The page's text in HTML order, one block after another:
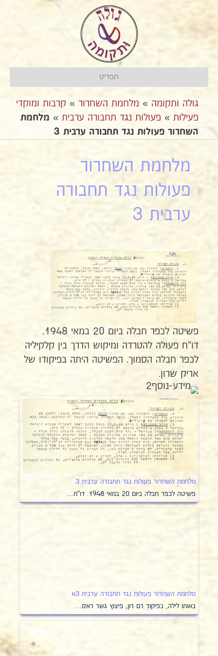
תפריט
גולה ותקומה » מלחמת השחרור » קרבות ומוקדי
פעילות » פעולות נגד תחבורה ערבית » מלחמת
השחרור פעולות נגד תחבורה ערבית 3
מלחמת השחרור
פעולות נגד תחבורה
ערבית 3
פשיטה לכפר חבלה ביום 20 במאי 1948.
דו"ח פעולה להטרדה ומיקוש הדרך בין קלקיליה
לכפר חבלה הסמוך. הפשיטה היתה בפיקודו של
אריק שרון.
מלחמת השחרור פעולות נגד תחבורה ערבית 3
פשיטה לכפר חבלה ביום 20 במאי 1948. דו"ח…
מלחמת השחרור פעולות נגד תחבורה ערבית 3א
באותו לילה, בפיקוד רם רון, פיצוץ גשר ראס…